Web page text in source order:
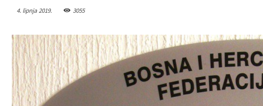
4. lipnja 2019. 3055